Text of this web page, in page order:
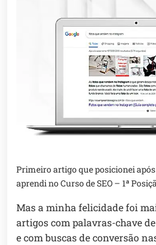
Primeiro artigo que posicionei
aprendi no Curso de SEO – 1ª
Mas a minha felicidade foi
artigos com palavras-chave
e com buscas de conversão